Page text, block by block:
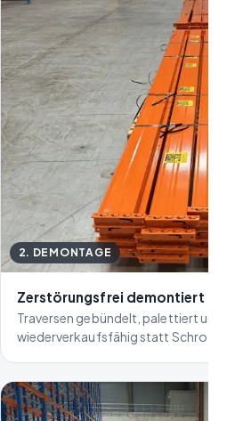
2. DEMONTAGE
Zerstörungsfrei demontiert
Traversen gebündelt, palettiert und
wiederverkaufsfähig statt Schrott.